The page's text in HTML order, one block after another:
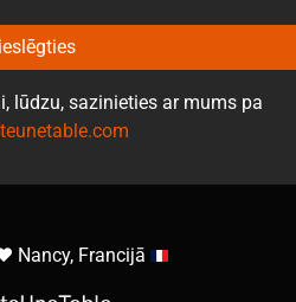
lūdzu, sazinieties ar mums pa
Nancy, Francijā